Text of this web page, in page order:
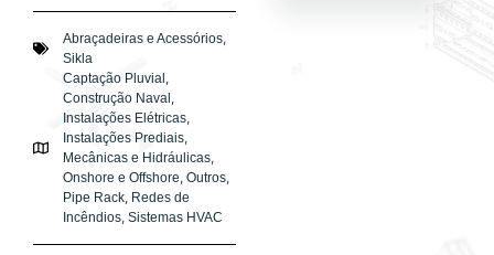
Abraçadeiras e Acessórios,
Sikla
Captação Pluvial ,
Construção Naval ,
Instalações Elétricas,
Instalações Prediais,
Mecânicas e Hidráulicas,
Onshore e Offshore, Outros,
Pipe Rack, Redes de
Incêndios, Sistemas HVAC